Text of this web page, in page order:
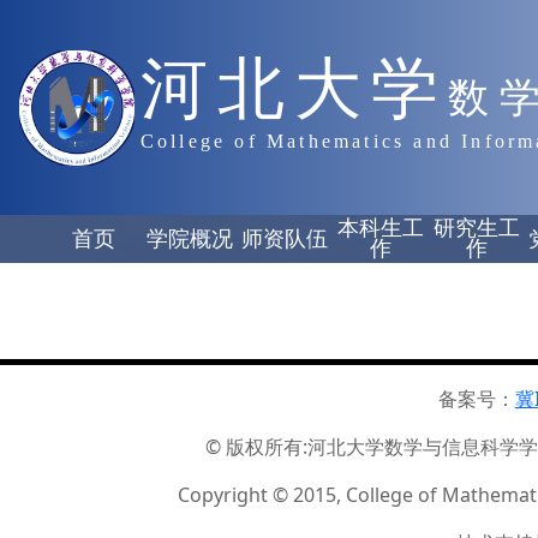
河北大学 数
College of Mathematics and
首页 学院概况 师资队伍 本科生工
作
研究生工
作
备案号：
© 版权所有:河北大学数学与信息科
Copyright © 2015, College of